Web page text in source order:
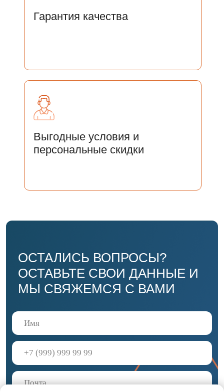
Гарантия качества
Выгодные условия и
персональные скидки
Нажимая на кнопку «Отправить» Вы соглашаетесь
Соглашением на
Отправить